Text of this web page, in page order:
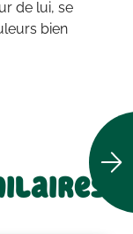
de lui, se
bien